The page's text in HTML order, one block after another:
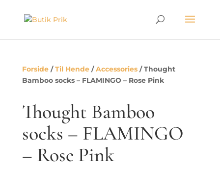
Forside/Til Hende/Accessories/ Thought
Bamboo socks – FLAMINGO – Rose Pink
Thought Bamboo
socks – FLAMINGO
– Rose Pink